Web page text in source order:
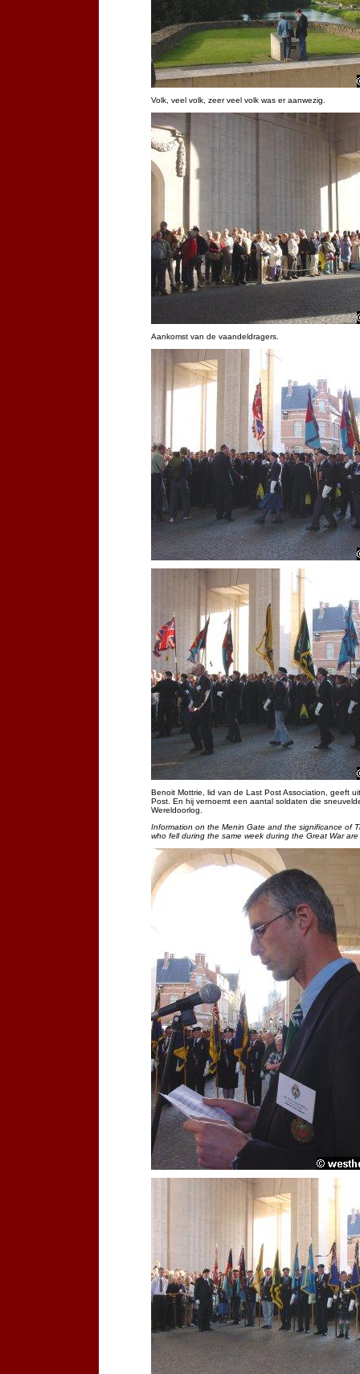
Volk, veel volk, zeer veel volk was er aanwezig.
Aankomst van de vaandeldragers.
Benoit Mottrie, lid van de Last Post Association, geeft
Post. En hij vernoemt een aantal soldaten die
Wereldoorlog.
Information on the Menin Gate and the significance of
who fell during the same week during the Great War